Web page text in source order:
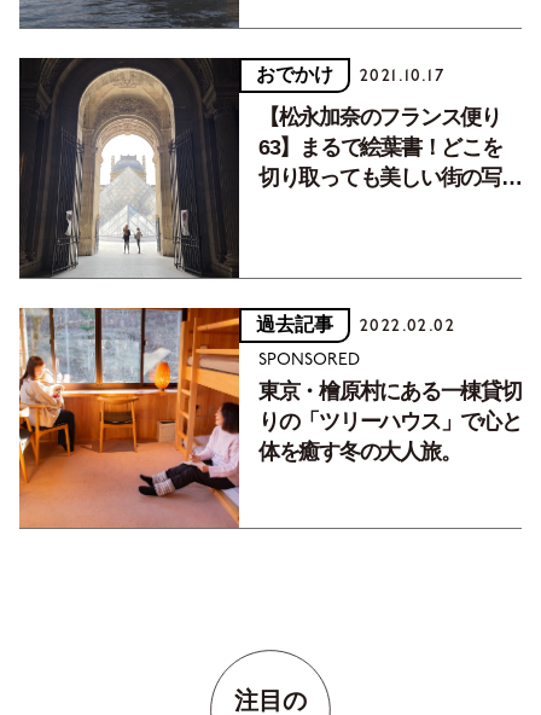
おでかけ 2021.10.17
【松永加奈のフランス便り
63】まるで絵葉書！どこを
切り取っても美しい街の写真
過去記事 2022.02.02
SPONSORED
東京・檜原村にある一棟貸切
りの「ツリーハウス」で心と
体を癒す冬の大人旅。
注目の